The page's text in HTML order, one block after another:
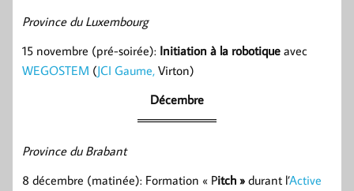
Province du Luxembourg
15 novembre (pré-soirée): Initiation à la robotique avec
WEGOSTEM (JCI Gaume, Virton)
Décembre
Province du Brabant
8 décembre (matinée): Formation « Pitch » durant l’Active